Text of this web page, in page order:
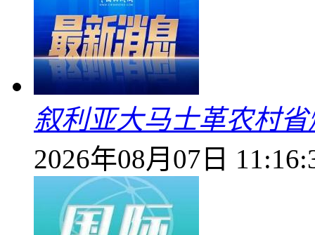
叙利亚大马士革农村
2026年08月07日